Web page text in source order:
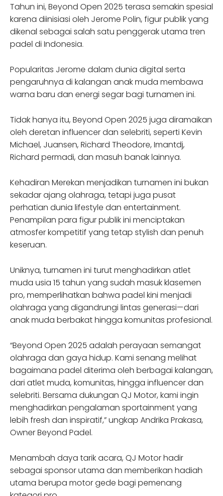
Tahun ini, Beyond Open 2025 terasa semakin spesial
karena diinisiasi oleh Jerome Polin, figur publik yang
dikenal sebagai salah satu penggerak utama tren
padel di Indonesia.
Popularitas Jerome dalam dunia digital serta
pengaruhnya di kalangan anak muda membawa
warna baru dan energi segar bagi turnamen ini.
Tidak hanya itu, Beyond Open 2025 juga diramaikan
oleh deretan influencer dan selebriti, seperti Kevin
Michael, Juansen, Richard Theodore, Imantdj,
Richard permadi, dan masuh banak lainnya.
Kehadiran Merekan menjadikan turnamen ini bukan
sekadar ajang olahraga, tetapi juga pusat
perhatian dunia lifestyle dan entertainment.
Penampilan para figur publik ini menciptakan
atmosfer kompetitif yang tetap stylish dan penuh
keseruan.
Uniknya, turnamen ini turut menghadirkan atlet
muda usia 15 tahun yang sudah masuk klasemen
pro, memperlihatkan bahwa padel kini menjadi
olahraga yang digandrungi lintas generasi—dari
anak muda berbakat hingga komunitas profesional.
“Beyond Open 2025 adalah perayaan semangat
olahraga dan gaya hidup. Kami senang melihat
bagaimana padel diterima oleh berbagai kalangan,
dari atlet muda, komunitas, hingga influencer dan
selebriti. Bersama dukungan QJ Motor, kami ingin
menghadirkan pengalaman sportainment yang
lebih fresh dan inspiratif,” ungkap Andrika Prakasa,
Owner Beyond Padel.
Menambah daya tarik acara, QJ Motor hadir
sebagai sponsor utama dan memberikan hadiah
utama berupa motor gede bagi pemenang